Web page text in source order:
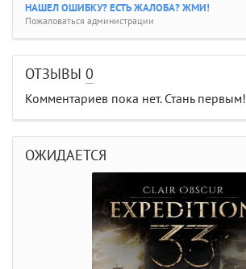
НАШЕЛ ОШИБКУ? ЕСТЬ ЖАЛОБА? ЖМИ!
Пожаловаться администрации
ОТЗЫВЫ 0
Комментариев пока нет. Стань первым!
ОЖИДАЕТСЯ